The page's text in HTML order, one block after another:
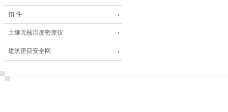
扣 件
土壤无核湿度密度仪
建筑密目安全网